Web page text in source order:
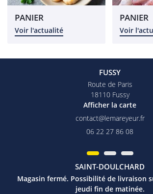
Avis
PANIER
Voir l'actualité
PANIER
Voir
FUSSY
Route de Paris
18110 Fussy
Afficher la carte
06 22 27 86 08
SAINT-DOULCHARD
Magasin fermé. Possibilité de livraison
jeudi fin de matinée.